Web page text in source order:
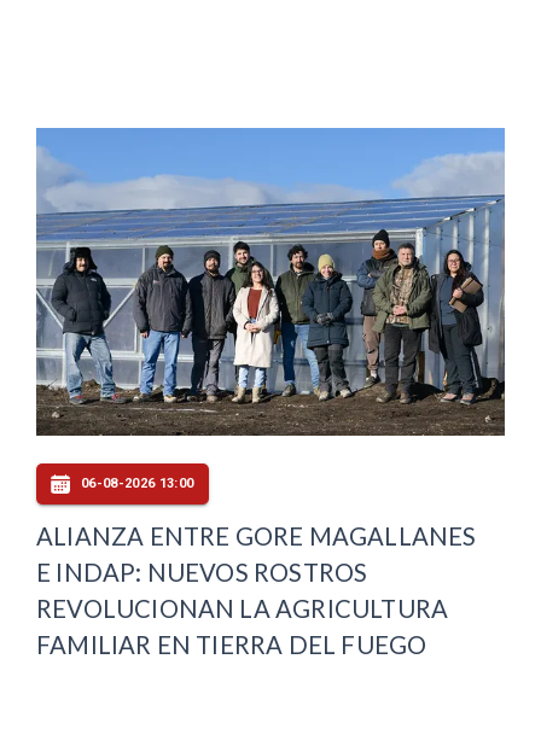
06-08-2026 13:00
ALIANZA ENTRE GORE MAGALLANES
E INDAP: NUEVOS ROSTROS
REVOLUCIONAN LA AGRICULTURA
FAMILIAR EN TIERRA DEL FUEGO